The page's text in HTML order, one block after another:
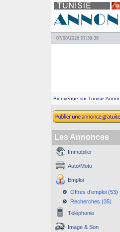
07/08/2026 07:39:39
Bienvenue sur Tunisie
Les Annonces
Immobilier
Auto/Moto
Emploi
Offres d'emploi (53)
Recherches (35)
Téléphonie
Image & Son